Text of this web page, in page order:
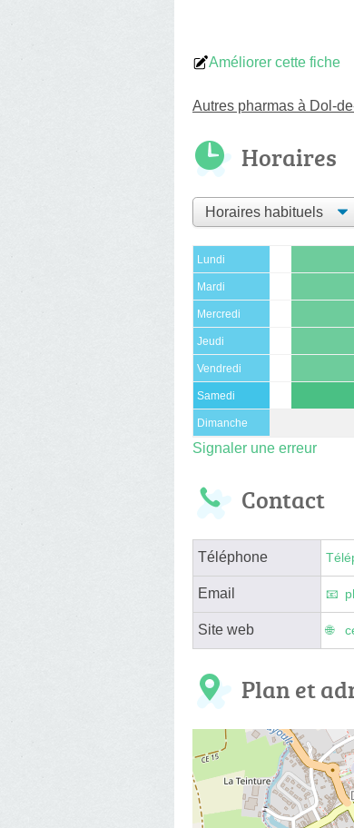
Améliorer cette fiche
Autres pharmas à Dol-
Horaires
Lundi
Mardi
Mercredi
Jeudi
Vendredi
Samedi
Dimanche
Signaler une erreur
Contact
Téléphone
Email
Site web
Plan et